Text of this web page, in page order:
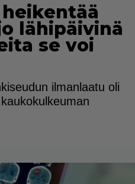
lähipäivinä
se voi
ilmanlaatu oli